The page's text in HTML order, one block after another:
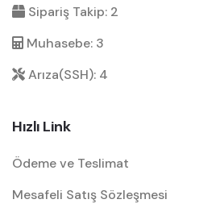
Sipariş Takip: 2
Muhasebe: 3
Arıza(SSH): 4
Hızlı Link
Ödeme ve Teslimat
Mesafeli Satış Sözleşmesi